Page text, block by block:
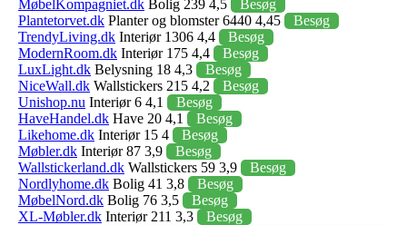
MøbelKompagniet.dk Bolig 239 4,5
Besøg
Plantetorvet.dk Planter og blomster 6440 4,45
Besøg
TrendyLiving.dk Interiør 1306 4,4
Besøg
ModernRoom.dk Interiør 175 4,4
Besøg
LuxLight.dk Belysning 18 4,3
Besøg
NiceWall.dk Wallstickers 215 4,2
Besøg
Unishop.nu Interiør 6 4,1
Besøg
HaveHandel.dk Have 20 4,1
Besøg
Likehome.dk Interiør 15 4
Besøg
Møbler.dk Interiør 87 3,9
Besøg
Wallstickerland.dk Wallstickers 59 3,9
Besøg
Nordlyhome.dk Bolig 41 3,8
Besøg
MøbelNord.dk Bolig 76 3,5
Besøg
XL-Møbler.dk Interiør 211 3,3
Besøg